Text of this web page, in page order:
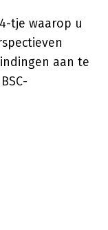
tje waarop u
aan te